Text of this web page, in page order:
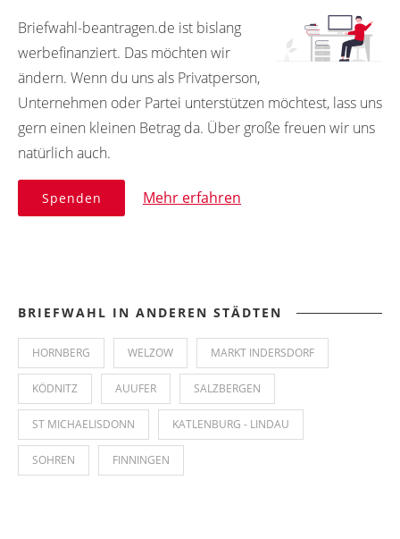
Briefwahl-beantragen.de ist bislang
werbefinanziert. Das möchten wir
ändern. Wenn du uns als Privatperson,
Unternehmen oder Partei unterstützen möchtest, lass uns
gern einen kleinen Betrag da. Über große freuen wir uns
natürlich auch.
Spenden Mehr erfahren
BRIEFWAHL IN ANDEREN STÄDTEN
HORNBERG WELZOW MARKT INDERSDORF
KÖDNITZ AUUFER SALZBERGEN
ST MICHAELISDONN KATLENBURG - LINDAU
SOHREN FINNINGEN